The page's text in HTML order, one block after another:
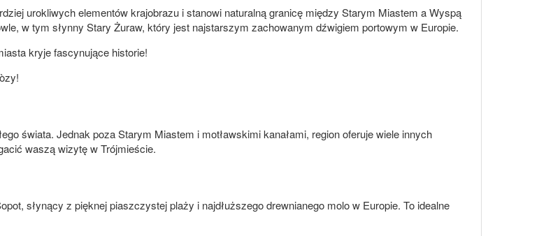
urokliwych elementów krajobrazu i stanowi naturalną granicę między Starym Miastem a Wyspą
w tym słynny Stary Żuraw, który jest najstarszym zachowanym dźwigiem portowym w Europie.
kryje fascynujące historie!
świata. Jednak poza Starym Miastem i motławskimi kanałami, region oferuje wiele innych
waszą wizytę w Trójmieście.
słynący z pięknej piaszczystej plaży i najdłuższego drewnianego molo w Europie. To idealne